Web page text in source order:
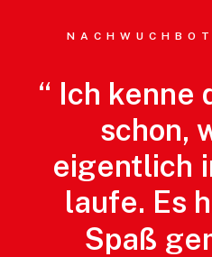
“ Ich kenne
schon,
eigentlich
laufe. Es
Spaß